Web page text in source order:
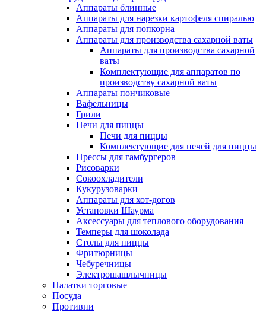
Аппараты блинные
Аппараты для нарезки картофеля спиралью
Аппараты для попкорна
Аппараты для производства сахарной ваты
Аппараты для производства сахарной
ваты
Комплектующие для аппаратов по
производству сахарной ваты
Аппараты пончиковые
Вафельницы
Грили
Печи для пиццы
Печи для пиццы
Комплектующие для печей для пиццы
Прессы для гамбургеров
Рисоварки
Сокоохладители
Кукурузоварки
Аппараты для хот-догов
Установки Шаурма
Аксессуары для теплового оборудования
Темперы для шоколада
Столы для пиццы
Фритюрницы
Чебуречницы
Электрошашлычницы
Палатки торговые
Посуда
Противни